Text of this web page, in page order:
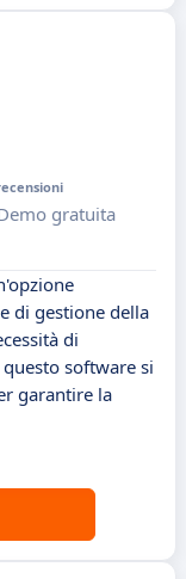
gratuita
di gestione della
di
software si
garantire la